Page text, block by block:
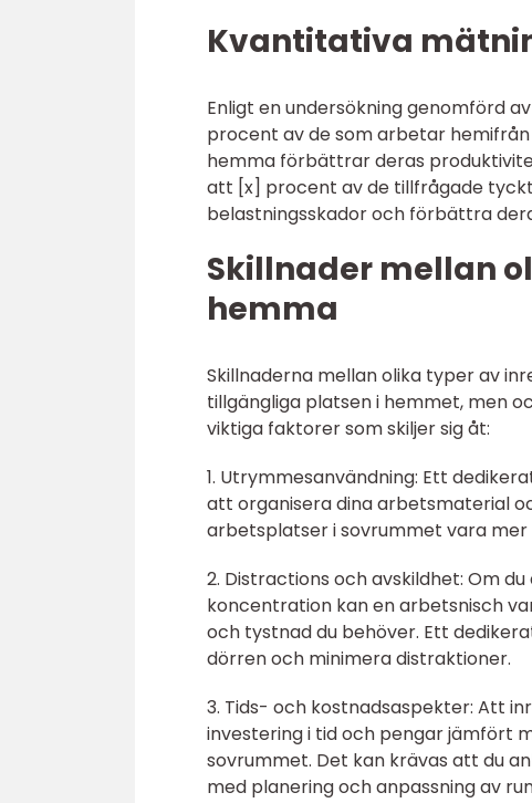
Kvantitativa
Enligt en undersökning genomförd
procent av de som arbetar
hemma förbättrar deras
att [x] procent av de tillfrågade
belastningsskador och förbättra
Skillnader mellan
hemma
Skillnaderna mellan olika typer av
tillgängliga platsen i hemmet, men
viktiga faktorer som skiljer sig åt:
1. Utrymmesanvändning: Ett
att organisera dina arbetsmaterial
arbetsplatser i sovrummet vara
2. Distractions och avskildhet: Om
koncentration kan en arbetsnisch
och tystnad du behöver. Ett
dörren och minimera distraktioner.
3. Tids- och kostnadsaspekter: Att
investering i tid och pengar jämfört
sovrummet. Det kan krävas att du
med planering och anpassning av